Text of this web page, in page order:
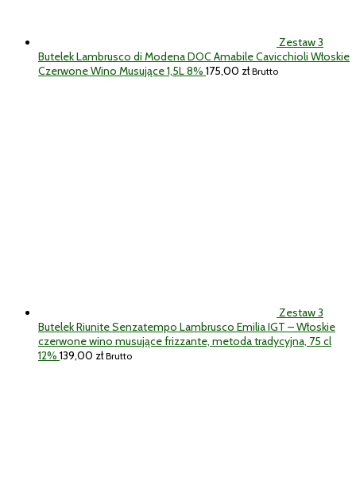
Zestaw 3
Butelek Lambrusco di Modena DOC Amabile Cavicchioli Włoskie
Czerwone Wino Musujące 1,5L 8% 175,00 zł Brutto
Zestaw 3
Butelek Riunite Senzatempo Lambrusco Emilia IGT – Włoskie
czerwone wino musujące frizzante, metoda tradycyjna, 75 cl
12% 139,00 zł Brutto